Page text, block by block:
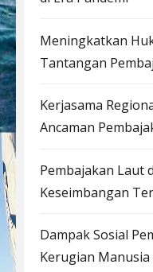
Meningkatkan
Tantangan
Kerjasama
Ancaman
Pembajakan Laut
Keseimbangan
Dampak Sosial
Kerugian Manusia